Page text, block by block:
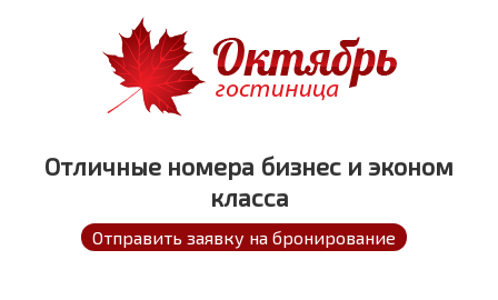
Отличные номера бизнес и эконом
класса
Отправить заявку на бронирование
Заполните форму и мы вам перезвоним.